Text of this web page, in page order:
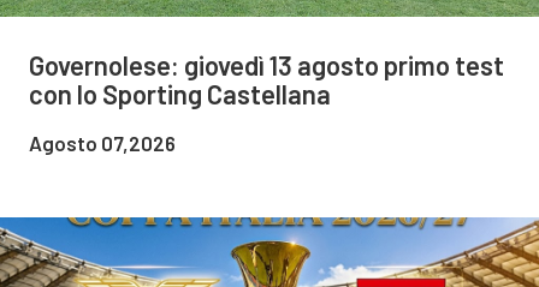
Governolese: giovedì 13 agosto primo test
con lo Sporting Castellana
Agosto 07,2026